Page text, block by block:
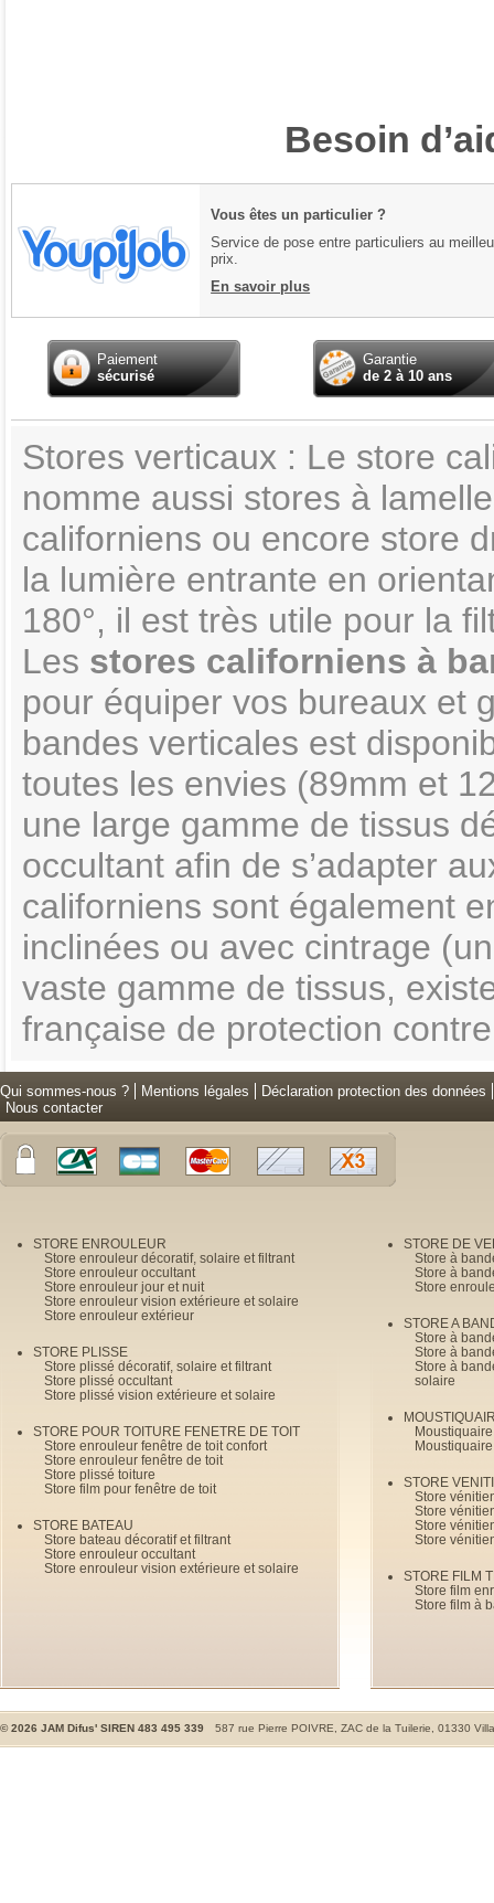
Besoin
Vous êtes un particulier ?
Service de pose entre particuliers au
prix.
En savoir plus
Paiement
sécurisé
Garantie
de 2 à 10 ans
Stores verticaux : Le store
nomme aussi stores à
californiens ou encore store
la lumière entrante en
180°, il est très utile pour la
Les stores californiens à
pour équiper vos bureaux et
bandes verticales est
toutes les envies (89mm et
une large gamme de tissus
occultant afin de s’adapter
californiens sont également
inclinées ou avec cintrage
vaste gamme de tissus,
française de protection
Qui sommes-nous ? Mentions légales
Déclaration protection des données
Nous contacter
STORE ENROULEUR
Store enrouleur décoratif, solaire et filtrant
Store enrouleur occultant
Store enrouleur jour et nuit
Store enrouleur vision extérieure et solaire
Store enrouleur extérieur
STORE PLISSE
Store plissé décoratif, solaire et filtrant
Store plissé occultant
Store plissé vision extérieure et solaire
STORE POUR TOITURE FENETRE DE TOIT
Store enrouleur fenêtre de toit confort
Store enrouleur fenêtre de toit
Store plissé toiture
Store film pour fenêtre de toit
STORE BATEAU
Store bateau décoratif et filtrant
Store enrouleur occultant
Store enrouleur vision extérieure et solaire
STORE DE
Store à
Store à
Store
STORE A
Store à
Store à
Store à
solaire
STORE
Store
Store
Store
Store
STORE FILM
Store film
Store film à
©2026 JAM Difus' SIREN 483 495 339 587 rue Pierre POIVRE, ZAC de la Tuilerie, 01330